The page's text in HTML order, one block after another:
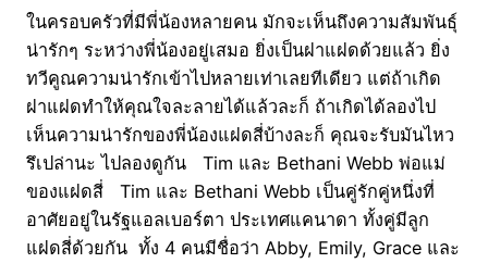
ในครอบครัวที่มีพี่น้องหลายคน มักจะเห็นถึงความสัมพันธุ์
น่ารักๆ ระหว่างพี่น้องอยู่เสมอ ยิ่งเป็นฝาแฝดด้วยแล้ว ยิ่ง
ทวีคูณความน่ารักเข้าไปหลายเท่าเลยทีเดียว แต่ถ้าเกิด
ฝาแฝดทำให้คุณใจละลายได้แล้วละก็ ถ้าเกิดได้ลองไป
เห็นความน่ารักของพี่น้องแฝดสี่บ้างละก็ คุณจะรับมันไหว
รึเปล่านะ ไปลองดูกัน Tim และ Bethani Webb พ่อแม่
ของแฝดสี่ Tim และ Bethani Webb เป็นคู่รักคู่หนึ่งที่
อาศัยอยู่ในรัฐแอลเบอร์ตา ประเทศแคนาดา ทั้งคู่มีลูก
แฝดสี่ด้วยกัน ทั้ง 4 คนมีชื่อว่า Abby, Emily, Grace และ